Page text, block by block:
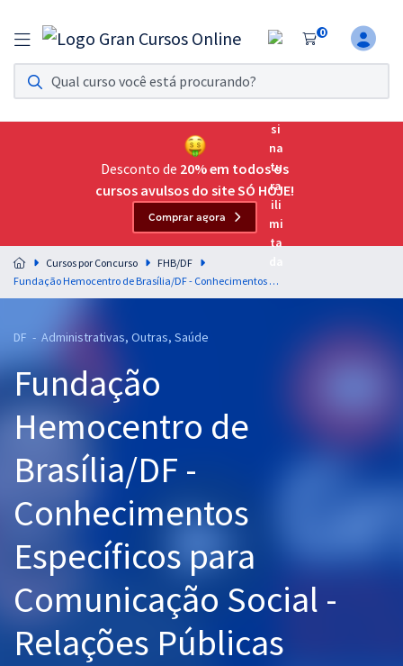
0
Assinatura Ilimitada 11
Acesso a todos os cursos. Teste grátis por 7 dias!
Assinatura OAB Até Passar
Acesso ilimitado a toda preparação para o Exame da
Residências Multiprofissionais
Preparação completa e intensiva para as principais
residências em saúde do Brasil
Cursos 20% OFF
Graduação
OAB
Questões grátis
Conteúdo gratuito
Desconto de 20% em todos os
cursos avulsos do site SÓ HOJE!
Comprar agora
Cursos por Concurso
FHB/DF
Fundação Hemocentro de Brasília/DF - Conhecimentos Específicos para Comunicação Social - Relações Públicas
DF - Administrativas, Outras, Saúde
Fundação
Hemocentro de
Brasília/DF -
Conhecimentos
Específicos para
Comunicação Social -
Relações Públicas